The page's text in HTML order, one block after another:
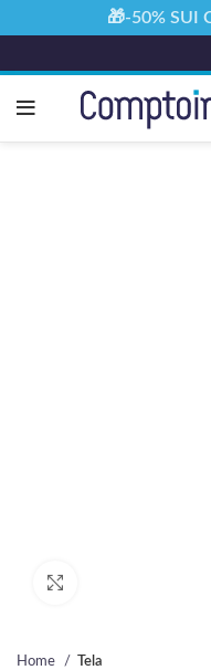
Home Tela
🎁-50% SUI